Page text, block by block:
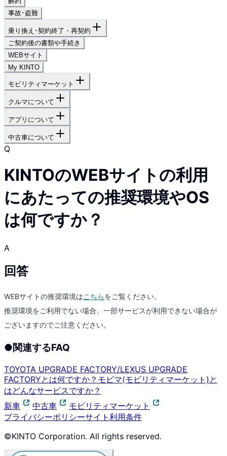
事故･盗難
乗り換え･契約終了・再契約
ご契約後の書類や手続き
WEBサイト
My KINTO
モビリティマーケット
クルマについて
アプリについて
中古車について
Q
KINTOのWEBサイトの利用
にあたっての推奨環境やOS
は何ですか？
A
回答
WEBサイトの推奨環境はこちらをご覧ください。
推奨環境をご利用でない場合、一部サービスが利用できない場合が
ございますのでご注意ください。
●関連するFAQ
TOYOTA UPGRADE FACTORY/LEXUS UPGRADE
FACTORYとは何ですか？ モビマ(モビリティマーケット)と
はどんなサービスですか？
新車
中古車
モビリティマーケット
プライバシーポリシーサイト利用条件
©KINTO Corporation. All rights reserved.